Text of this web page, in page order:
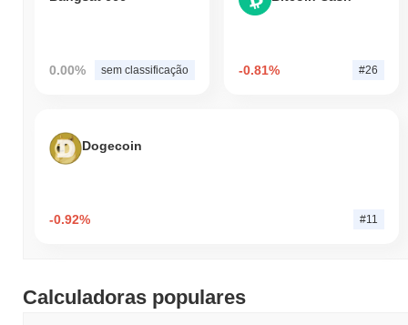
0.00% sem classificação -0.81% #26
Dogecoin
-0.92% #11
Calculadoras populares